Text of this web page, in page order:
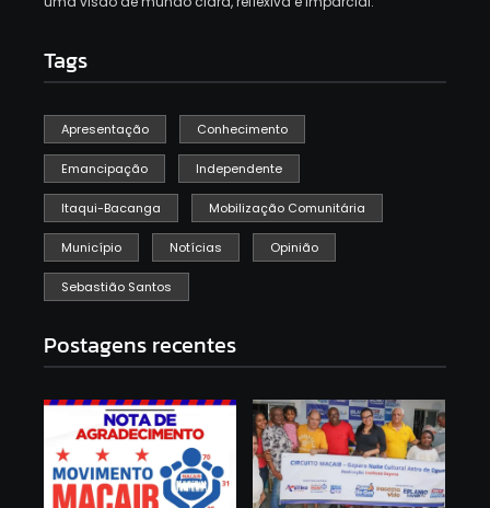
Tags
Apresentação Conhecimento
Emancipação Independente
Itaqui-Bacanga Mobilização Comunitária
Município Notícias Opinião
Sebastião Santos
Postagens recentes